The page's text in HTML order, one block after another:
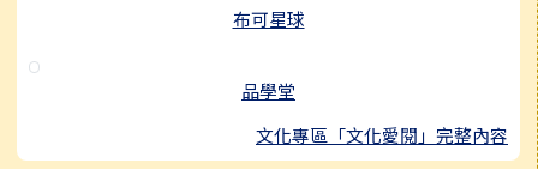
布可星球
品學堂
文化專區「文化愛閱」完整內容